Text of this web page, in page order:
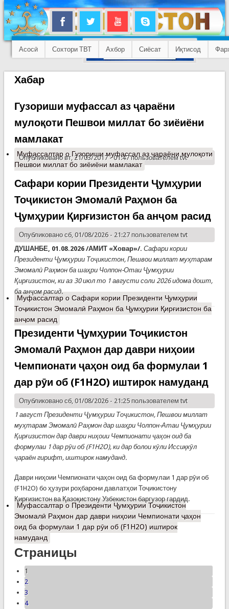
Асосӣ Сохтори ТВТ Ахбор Сиёсат Иқтисод
Хабар
Гузориши муфассал аз ҷараёни
мулоқоти Пешвои миллат бо зиёиёни
мамлакат
Опубликовано вт, 21/03/2017 - 01:47 пользователемtvt
Муфассалтаро Гузориши муфассал аз ҷараёни мулоқоти
Пешвои миллат бо зиёиёни мамлакат
Сафари кории Президенти Ҷумҳурии
Тоҷикистон Эмомалӣ Раҳмон ба
Ҷумҳурии Қирғизистон ба анҷом расид
Опубликовано сб, 01/08/2026 - 21:27 пользователем tvt
ДУШАНБЕ, 01.08.2026 /АМИТ «Ховар»/. Сафари кории
Президенти Ҷумҳурии Тоҷикистон, Пешвои миллат муҳтарам
Эмомалӣ Раҳмон ба шаҳри Чолпон-Отаи Ҷумҳурии
Қирғизистон, ки аз 30 июл то 1 августи соли 2026 идома дошт,
ба анҷом расид.
Муфассалтаро Сафари кории Президенти Ҷумҳурии
Тоҷикистон Эмомалӣ Раҳмон ба Ҷумҳурии Қирғизистон ба
анҷом расид
Президенти Ҷумҳурии Тоҷикистон
Эмомалӣ Раҳмон дар даври ниҳоии
Чемпионати ҷаҳон оид ба формулаи 1
дар рӯи об (F1H2O) иштирок намуданд
Опубликовано сб, 01/08/2026 - 21:25 пользователем tvt
1 август Президенти Ҷумҳурии Тоҷикистон, Пешвои миллат
муҳтарам Эмомалӣ Раҳмон дар шаҳри Чолпон-Атаи Ҷумҳурии
Қирғизистон дар даври ниҳоии Чемпионати ҷаҳон оид ба
формулаи 1 дар рӯи об (F1H2O), ки дар болои кӯли Иссиқкӯл
ҷараён гирифт, иштирок намуданд.
Даври ниҳоии Чемпионати ҷаҳон оид ба формулаи 1 дар рӯи об
(F1H2O) бо ҳузури роҳбарони давлатҳои Тоҷикистону
Қирғизистон ва Қазоқистону Узбекистон баргузор гардид.
Муфассалтаро Президенти Ҷумҳурии Тоҷикистон
Эмомалӣ Раҳмон дар даври ниҳоии Чемпионати ҷаҳон
оид ба формулаи 1 дар рӯи об (F1H2O) иштирок
намуданд
Страницы
1
2
3
4